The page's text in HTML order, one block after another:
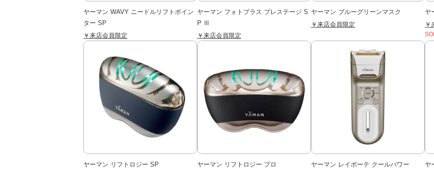
ヤーマン WAVY ニードルリフトポイン
ター SP
￥来店会員限定
ヤーマン フォトプラス プレステージ S
P Ⅲ
￥来店会員限定
ヤーマン ブルーグリーンマスク
￥来店会員限定
ヤ
￥
ヤーマン リフトロジー SP ヤーマン リフトロジー プロ ヤーマン レイボーテ クールパワー ヤ